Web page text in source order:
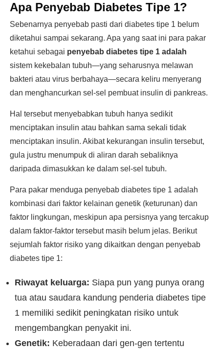
Apa Penyebab Diabetes Tipe 1?
Sebenarnya penyebab pasti dari diabetes tipe 1 belum
diketahui sampai sekarang. Apa yang saat ini para pakar
ketahui sebagai penyebab diabetes tipe 1 adalah
sistem kekebalan tubuh—yang seharusnya melawan
bakteri atau virus berbahaya—secara keliru menyerang
dan menghancurkan sel-sel pembuat insulin di pankreas.
Hal tersebut menyebabkan tubuh hanya sedikit
menciptakan insulin atau bahkan sama sekali tidak
menciptakan insulin. Akibat kekurangan insulin tersebut,
gula justru menumpuk di aliran darah sebaliknya
daripada dimasukkan ke dalam sel-sel tubuh.
Para pakar menduga penyebab diabetes tipe 1 adalah
kombinasi dari faktor kelainan genetik (keturunan) dan
faktor lingkungan, meskipun apa persisnya yang tercakup
dalam faktor-faktor tersebut masih belum jelas. Berikut
sejumlah faktor risiko yang dikaitkan dengan penyebab
diabetes tipe 1:
Riwayat keluarga: Siapa pun yang punya orang
tua atau saudara kandung penderia diabetes tipe
1 memiliki sedikit peningkatan risiko untuk
mengembangkan penyakit ini.
Genetik: Keberadaan dari gen-gen tertentu